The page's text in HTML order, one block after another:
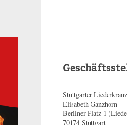
Stuttgarter
Elisabeth Ganzhorn
Berliner Platz 1
70174 Stuttgart